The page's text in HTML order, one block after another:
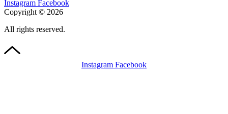
Instagram Facebook
Copyright © 2026
All rights reserved.
Instagram Facebook